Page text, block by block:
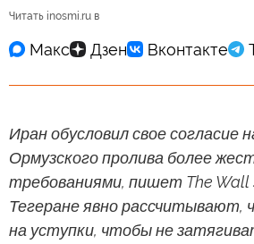
Читать inosmi.ru в
Иран обусловил свое согласие
Ормузского пролива более
требованиями, пишет The Wall
Тегеране явно рассчитывают,
на уступки, чтобы не